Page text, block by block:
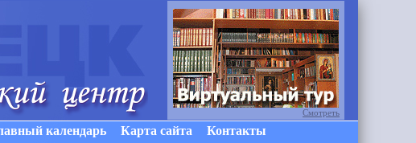
календарь Карта сайта Контакты
Смотреть